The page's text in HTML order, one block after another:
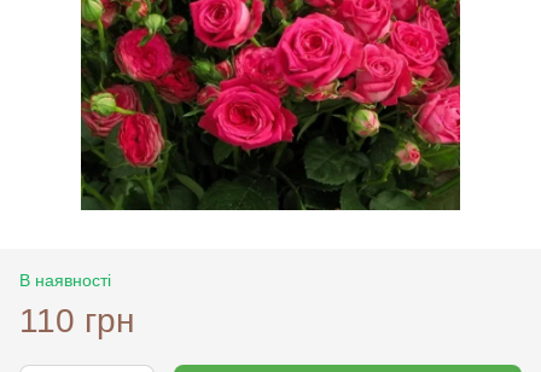
В наявності
110 грн